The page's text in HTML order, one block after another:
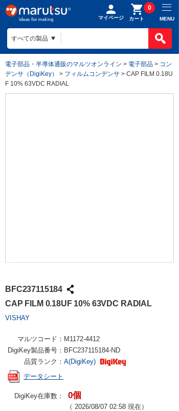
マイページ カート
0
MENU
電子部品・半導体通販のマルツオンライン > 電子部品 > コン
デンサ（DigiKey）
> フィルムコンデンサ > CAP FILM 0.18U
F 10% 63VDC RADIAL
BFC237115184
CAP FILM 0.18UF 10% 63VDC RADIAL
VISHAY
マルツコード： M1172-4412
DigiKey製品番号： BFC237115184-ND
品質ランク： A(DigiKey)
データシート
DigiKey在庫数： 0個
（ 2026/08/07 02:58 現在）